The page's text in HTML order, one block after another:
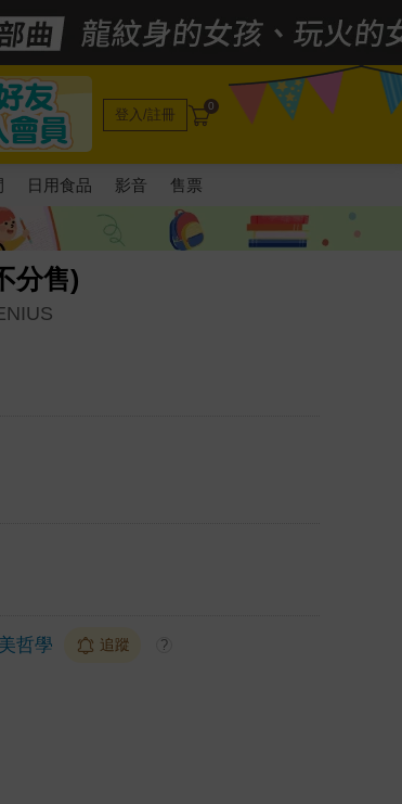
登入/註冊 0
日用食品 影音 售票
分售)
哲學 追蹤 ?